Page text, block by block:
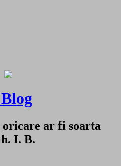
ar fi soarta
I. B.